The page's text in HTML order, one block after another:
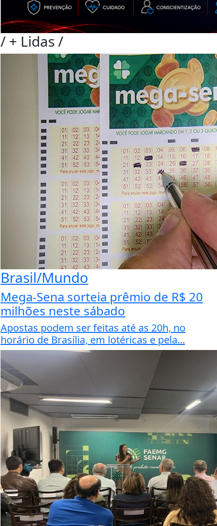
/ + Lidas/
Brasil/Mundo
Mega-Sena sorteia prêmio de R$ 20
milhões neste sábado
Apostas podem ser feitas até as 20h, no
horário de Brasília, em lotéricas e pela...